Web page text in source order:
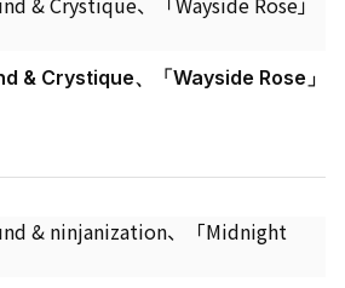
& Crystique、「Wayside Rose」